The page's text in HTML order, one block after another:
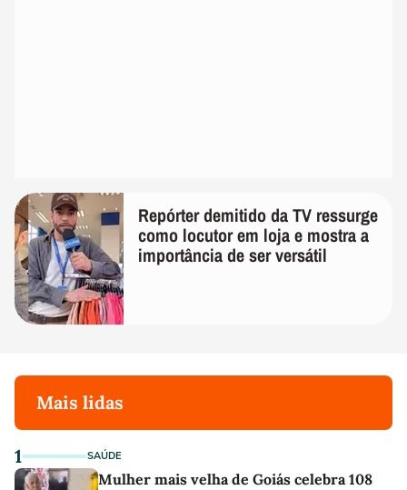
Repórter demitido da TV ressurge
como locutor em loja e mostra a
importância de ser versátil
Mais lidas
1 SAÚDE
Mulher mais velha de Goiás celebra 108